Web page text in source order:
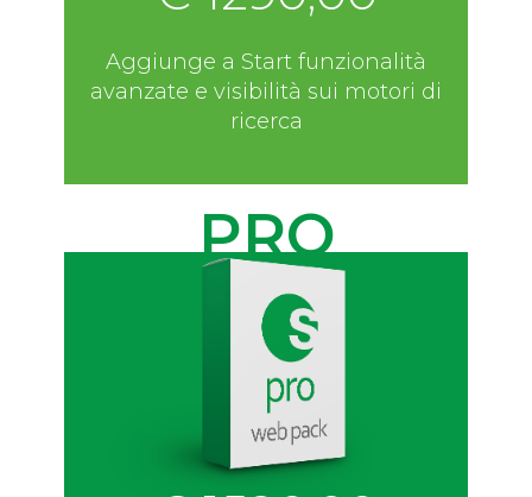
Aggiunge a Start funzionalità
avanzate e visibilità sui motori di
ricerca
PRO